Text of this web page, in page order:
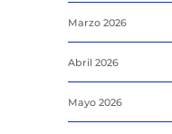
Marzo 2026
Abril 2026
Mayo 2026